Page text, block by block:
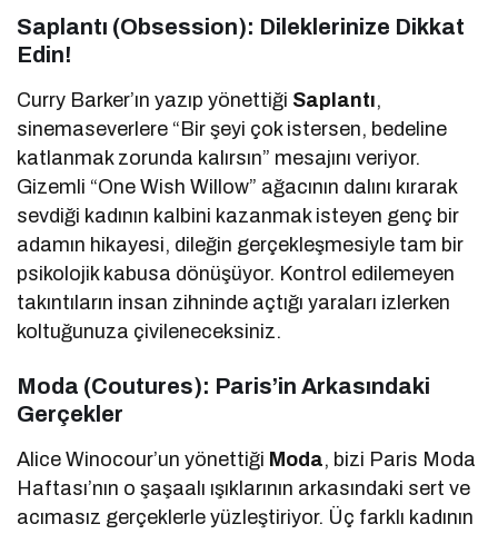
Saplantı (Obsession): Dileklerinize Dikkat
Edin!
Curry Barker’ın yazıp yönettiği Saplantı,
sinemaseverlere “Bir şeyi çok istersen, bedeline
katlanmak zorunda kalırsın” mesajını veriyor.
Gizemli “One Wish Willow” ağacının dalını kırarak
sevdiği kadının kalbini kazanmak isteyen genç bir
adamın hikayesi, dileğin gerçekleşmesiyle tam bir
psikolojik kabusa dönüşüyor. Kontrol edilemeyen
takıntıların insan zihninde açtığı yaraları izlerken
koltuğunuza çivileneceksiniz.
Moda (Coutures): Paris’in Arkasındaki
Gerçekler
Alice Winocour’un yönettiği Moda, bizi Paris Moda
Haftası’nın o şaşaalı ışıklarının arkasındaki sert ve
acımasız gerçeklerle yüzleştiriyor. Üç farklı kadının